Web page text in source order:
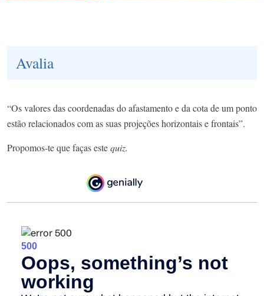
Avalia
“Os valores das coordenadas do afastamento e da cota de um ponto
estão relacionados com as suas projeções horizontais e frontais”.
Propomos-te que faças estequiz.